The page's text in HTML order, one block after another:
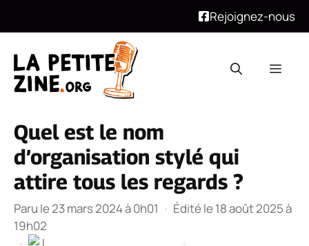
Rejoignez-nous
contenu
Quel est le nom
d’organisation stylé qui
attire tous les regards ?
Paru le 23 mars 2024 à 0h01 · Édité le 18 août 2025 à
19h02